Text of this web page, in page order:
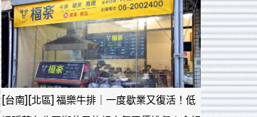
[台南][北區] 福樂牛排｜一度歇業又復活！低